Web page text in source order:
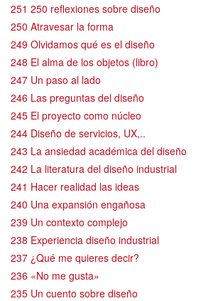
251 250 reflexiones sobre diseño
250 Atravesar la forma
249 Olvidamos qué es el diseño
248 El alma de los objetos (libro)
247 Un paso al lado
246 Las preguntas del diseño
245 El proyecto como núcleo
244 Diseño de servicios, UX,..
243 La ansiedad académica del diseño
242 La literatura del diseño industrial
241 Hacer realidad las ideas
240 Una expansión engañosa
239 Un contexto complejo
238 Experiencia diseño industrial
237 ¿Qué me quieres decir?
236 «No me gusta»
235 Un cuento sobre diseño